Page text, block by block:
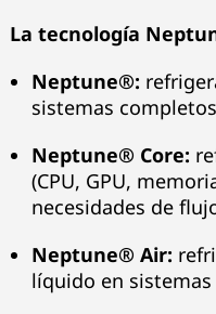
La tecnología
Neptune®:
sistemas
Neptune® Core:
(CPU, GPU,
necesidades de
Neptune® Air:
líquido en